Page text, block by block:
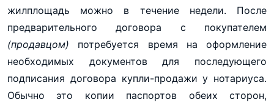
жилплощадь можно в течение недели. После
предварительного договора с покупателем
(продавцом) потребуется время на оформление
необходимых документов для последующего
подписания договора купли-продажи у нотариуса.
Обычно это копии паспортов обеих сторон,